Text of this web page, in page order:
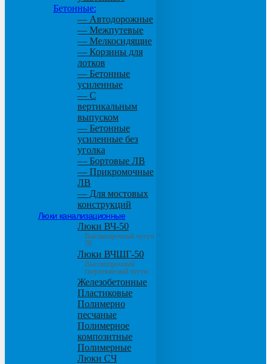
Бетонные:
— Автодорожные
— Межпутевые
— Мелкосидящие
— Корзины для
лотков
— Бетонные
усиленные
— С
вертикальным
выпуском
— Бетонные
усиленные без
уголка
— Бортовые ЛВ
— Прикромочные
ЛВ
— Для мостовых
конструкций
Люки канализационные
Люки ВЧ-50
Высокопрочный чугун
50
Люки ВЧШГ-50
Высокопрочный
сверхтяжелый чугун
Железобетонные
Пластиковые
Полимерно
песчаные
Полимерное
композитные
Полимерные
Люки СЧ